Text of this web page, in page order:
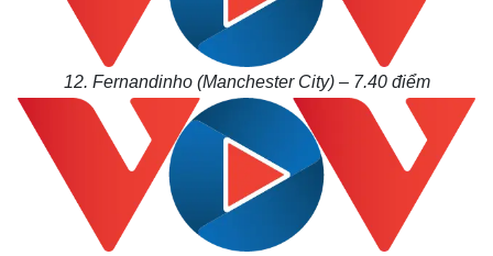
12. Fernandinho (Manchester City) – 7.40điểm